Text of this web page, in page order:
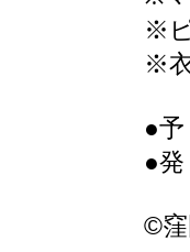
※
※
●
●
©窪